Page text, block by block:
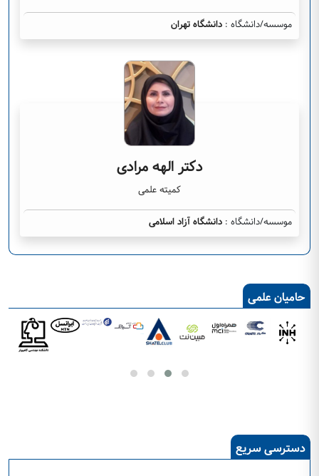
موسسه/دانشگاه : دانشگاه تهران
دکتر الهه مرادی
کمیته علمی
موسسه/دانشگاه : دانشگاه آزاد اسلامی
حامیان علمی
دسترسی سریع